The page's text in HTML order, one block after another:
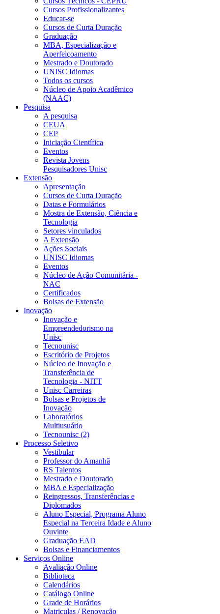
Cursos Profissionalizantes
Educar-se
Cursos de Curta Duração
Graduação
MBA, Especialização e
Aperfeiçoamento
Mestrado e Doutorado
UNISC Idiomas
Todos os cursos
Núcleo de Apoio Acadêmico
(NAAC)
Pesquisa
A pesquisa
CEUA
CEP
Iniciação Científica
Eventos
Revista Jovens
Pesquisadores Unisc
Extensão
Apresentação
Cursos de Curta Duração
Datas e Formulários
Mostra de Extensão, Ciência e
Tecnologia
Setores vinculados
A Extensão
Ações Sociais
UNISC Idiomas
Eventos
Núcleo de Ação Comunitária -
NAC
Certificados
Bolsas de Extensão
Inovação
Inovação e
Empreendedorismo na
Unisc
Tecnounisc
Escritório de Projetos
Núcleo de Inovação e
Transferência de
Tecnologia - NITT
Unisc Carreiras
Bolsas e Projetos de
Inovação
Laboratórios
Multiusuário
Tecnounisc (2)
Processo Seletivo
Vestibular
Professor do Amanhã
RS Talentos
Mestrado e Doutorado
MBA e Especialização
Reingressos, Transferências e
Diplomados
Aluno Especial, Programa Aluno
Especial na Terceira Idade e Aluno
Ouvinte
Graduação EAD
Bolsas e Financiamentos
Serviços Online
Avaliação Online
Biblioteca
Calendários
Catálogo Online
Grade de Horários
Matriculas / Renovação